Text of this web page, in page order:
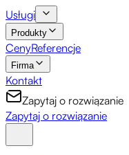
Usługi
Produkty
CenyReferencje
Firma
Kontakt
Zapytaj o rozwiązanie
Zapytaj o rozwiązanie